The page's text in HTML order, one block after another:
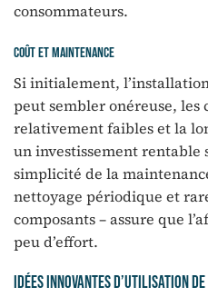
consommateurs.
Coût et maintenance
Si initialement,
peut sembler onéreuse, les
relativement faibles et la
un investissement rentable
simplicité de la
nettoyage périodique et
composants – assure que
peu d’effort.
Idées innovantes d’utilisation